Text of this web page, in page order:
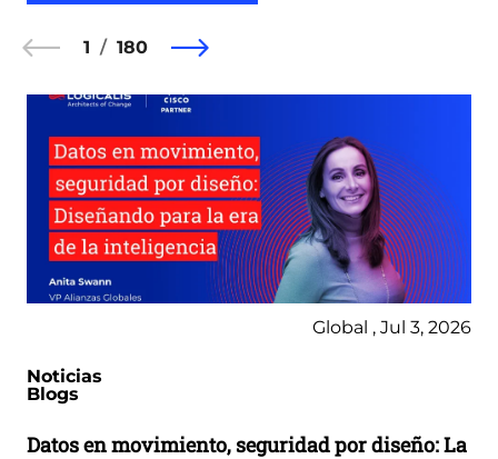
1 180
Global , Jul 3, 2026
Noticias
Blogs
Datos en movimiento, seguridad por diseño: La